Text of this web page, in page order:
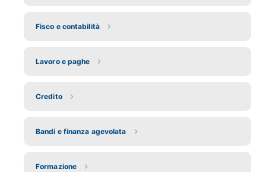
Fisco e contabilità
Lavoro e paghe
Credito
Bandi e finanza agevolata
Formazione